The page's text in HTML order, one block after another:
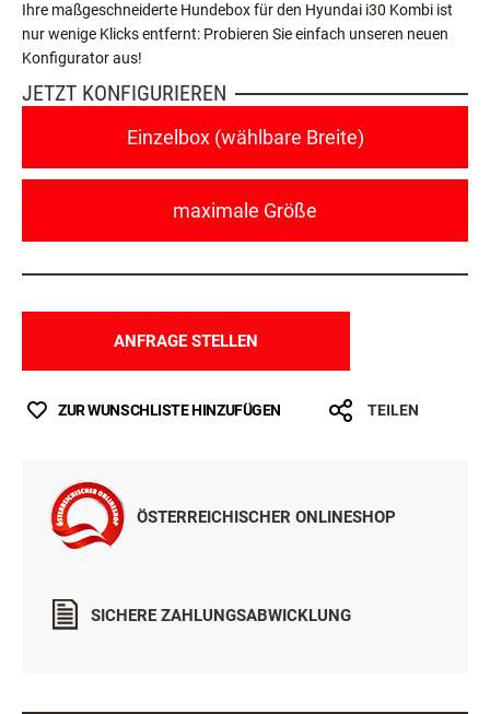
Ihre maßgeschneiderte Hundebox für den Hyundai i30 Kombi ist
nur wenige Klicks entfernt: Probieren Sie einfach unseren neuen
Konfigurator aus!
JETZT KONFIGURIEREN
Einzelbox (wählbare Breite)
maximale Größe
ANFRAGE STELLEN
ZUR WUNSCHLISTE HINZUFÜGEN TEILEN
ÖSTERREICHISCHER ONLINESHOP
SICHERE ZAHLUNGSABWICKLUNG